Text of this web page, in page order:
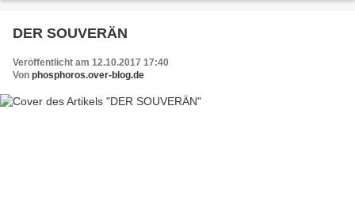
DER SOUVERÄN
Veröffentlicht am 12.10.2017 17:40
Von phosphoros.over-blog.de